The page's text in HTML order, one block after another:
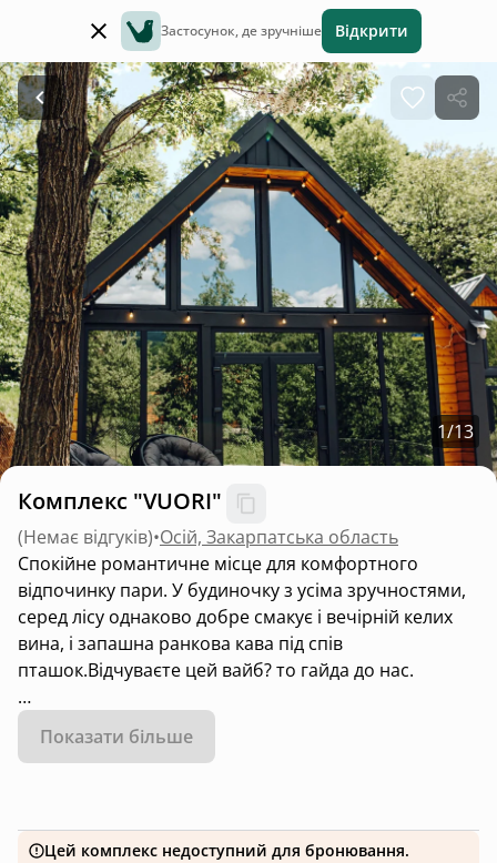
Застосунок, де зручніше Відкрити
1/13
Комплекс "VUORI"
(Немає відгуків)•Осій, Закарпатська область
Спокійне романтичне місце для комфортного
відпочинку пари. У будиночку з усіма зручностями,
серед лісу однаково добре смакує і вечірній келих
вина, і запашна ранкова кава під спів
пташок.Відчуваєте цей вайб? то гайда до нас.
Тут ви можете сповна насолодитися спокоєм і
тишею відпочинку, адже будиночок знаходиться у
від перебування.
Показати більше
Цей комплекс недоступний для бронювання.